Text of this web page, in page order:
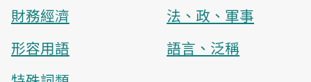
財務經濟
法、政、軍事
形容用語
語言、泛稱